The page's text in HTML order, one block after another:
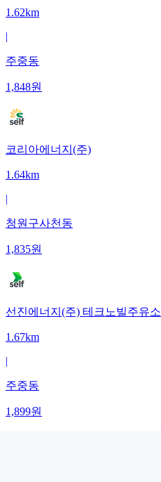
1.62km
|
주중동
1,848원
코리아에너지(주)
1.64km
|
청원구사천동
1,835원
선진에너지(주) 테크노빌주유소
1.67km
|
주중동
1,899원